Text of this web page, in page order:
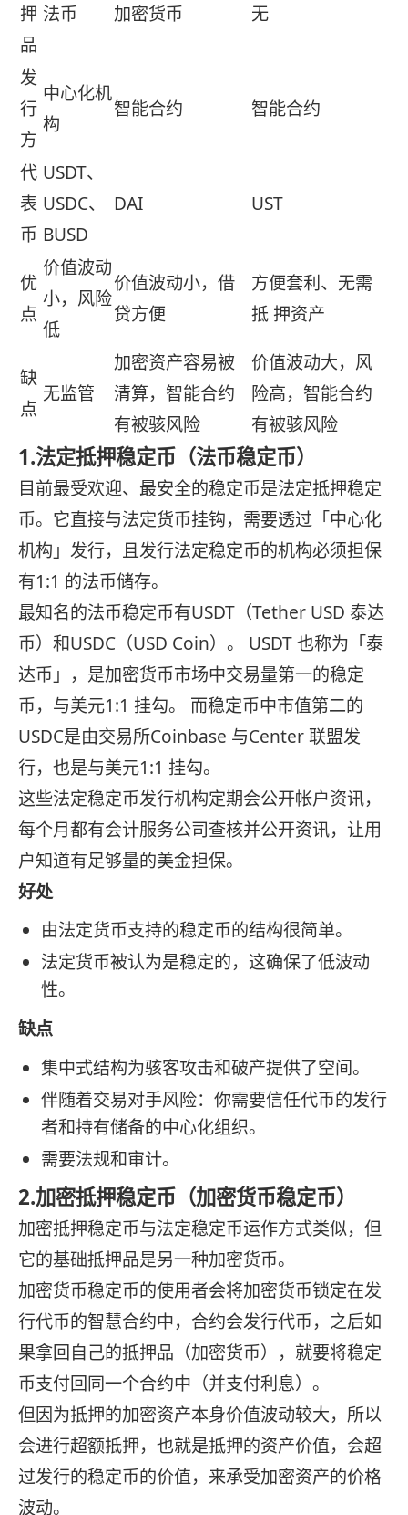
押
品
法币 加密货币 无
发
行
方
中心化机
构
智能合约 智能合约
代
表
币
USDT、
USDC、
BUSD
DAI UST
优
点
价值波动
小，风险
低
价值波动小，借
贷方便
方便套利、无需
抵 押资产
缺
点
无监管
加密资产容易被
清算，智能合约
有被骇风险
价值波动大，风
险高，智能合约
有被骇风险
1.法定抵押稳定币（法币稳定币）
目前最受欢迎、最安全的稳定币是法定抵押稳定
币。它直接与法定货币挂钩，需要透过「中心化
机构」发行，且发行法定稳定币的机构必须担保
有1:1 的法币储存。
最知名的法币稳定币有USDT（Tether USD 泰达
币）和USDC（USD Coin）。 USDT 也称为「泰
达币」，是加密货币市场中交易量第一的稳定
币，与美元1:1 挂勾。 而稳定币中市值第二的
USDC是由交易所Coinbase 与Center 联盟发
行，也是与美元1:1 挂勾。
这些法定稳定币发行机构定期会公开帐户资讯，
每个月都有会计服务公司查核并公开资讯，让用
户知道有足够量的美金担保。
好处
由法定货币支持的稳定币的结构很简单。
法定货币被认为是稳定的，这确保了低波动
性。
缺点
集中式结构为骇客攻击和破产提供了空间。
伴随着交易对手风险：你需要信任代币的发行
者和持有储备的中心化组织。
需要法规和审计。
2.加密抵押稳定币（加密货币稳定币）
加密抵押稳定币与法定稳定币运作方式类似，但
它的基础抵押品是另一种加密货币。
加密货币稳定币的使用者会将加密货币锁定在发
行代币的智慧合约中，合约会发行代币，之后如
果拿回自己的抵押品（加密货币），就要将稳定
币支付回同一个合约中（并支付利息）。
但因为抵押的加密资产本身价值波动较大，所以
会进行超额抵押，也就是抵押的资产价值，会超
过发行的稳定币的价值，来承受加密资产的价格
波动。